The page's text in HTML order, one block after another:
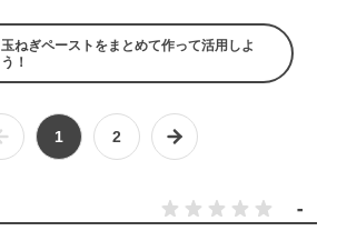
玉ねぎペーストをまとめて作って活用しよ
う！
1 2
-